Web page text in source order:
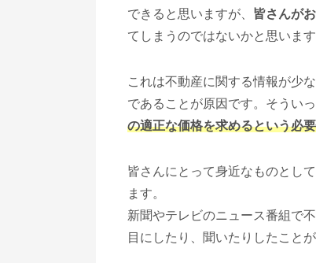
できると思いますが、 皆さんが
てしまうのではないかと思います
これは不動産に関する情報が少
であることが原因です。そうい
の適正な価格を求めるという必
皆さんにとって身近なものとして
ます。
新聞やテレビのニュース番組で
目にしたり、聞いたりしたこと